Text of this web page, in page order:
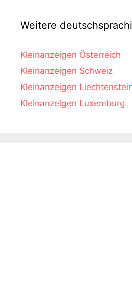
Weitere
Kleinanzeigen Österreich
Kleinanzeigen Schweiz
Kleinanzeigen
Kleinanzeigen Luxemburg